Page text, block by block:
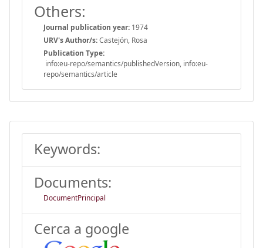
Others:
Journal publication year: 1974
URV's Author/s:Castejón, Rosa
Publication Type:
info:eu-repo/semantics/publishedVersion, info:eu-
repo/semantics/article
Keywords:
Documents:
DocumentPrincipal
Cerca a google